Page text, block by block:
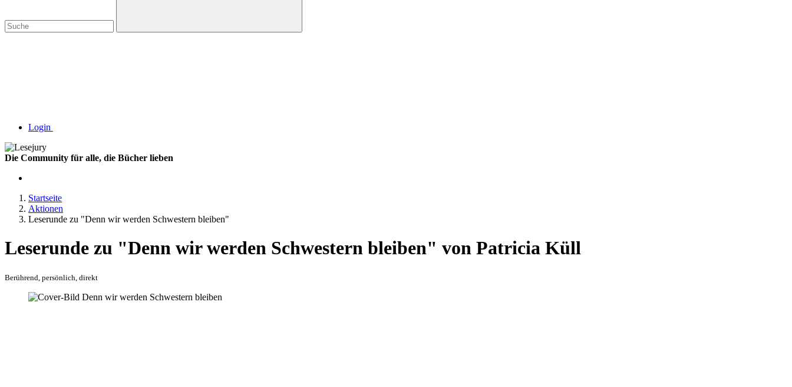
Login
Die Community für alle, die Bücher lieben
Startseite
Aktionen
Leserunde zu "Denn wir werden Schwestern bleiben"
Leserunde zu "Denn wir werden Schwestern bleiben" von Patricia Küll
Berührend, persönlich, direkt